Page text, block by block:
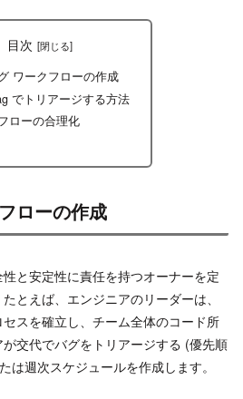
目次
ワークフローの作成
でトリアージする方法
ローの合理化
ローの作成
と安定性に責任を持つオーナーを定
とえば、エンジニアのリーダーは、
スを確立し、チーム全体のコード所
交代でバグをトリアージする (優先順
は週次スケジュールを作成します。